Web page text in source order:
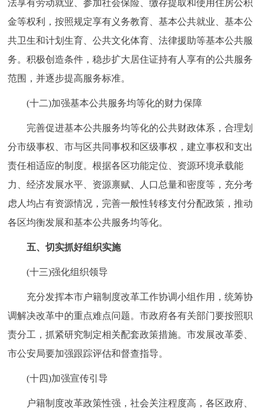
法享有劳动就业、参加社会保险、缴存提取和使用住房公积
金等权利，按照规定享有义务教育、基本公共就业、基本公
共卫生和计划生育、公共文化体育、法律援助等基本公共服
务。积极创造条件，稳步扩大居住证持有人享有的公共服务
范围，并逐步提高服务标准。
(十二)加强基本公共服务均等化的财力保障
完善促进基本公共服务均等化的公共财政体系，合理划
分市级事权、市与区共同事权和区级事权，建立事权和支出
责任相适应的制度。根据各区功能定位、资源环境承载能
力、经济发展水平、资源禀赋、人口总量和密度等，充分考
虑人均占有资源情况，完善一般性转移支付分配政策，推动
各区均衡发展和基本公共服务均等化。
五、切实抓好组织实施
(十三)强化组织领导
充分发挥本市户籍制度改革工作协调小组作用，统筹协
调解决改革中的重点难点问题。市政府各有关部门要按照职
责分工，抓紧研究制定相关配套政策措施。市发展改革委、
市公安局要加强跟踪评估和督查指导。
(十四)加强宣传引导
户籍制度改革政策性强，社会关注程度高，各区政府、